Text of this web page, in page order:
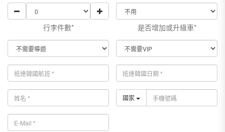
行李件數* 是否增加或升級車*
國家